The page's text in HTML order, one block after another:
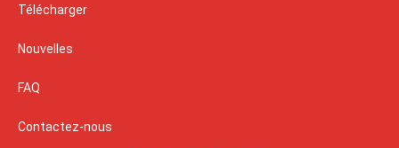
Télécharger
Nouvelles
FAQ
Contactez-nous